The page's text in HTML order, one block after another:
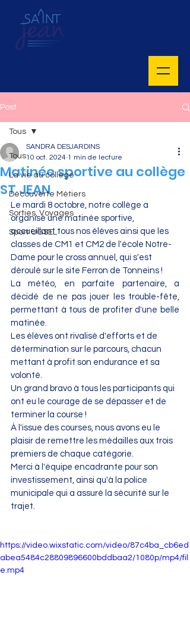
Post
Tous
La vie au collège
Découverte Métiers
Sorties, Voyages
Sport UGSEL
Tous
Matinée sportive au collège
ST JEAN
SANDRA DESJARDINS
10 oct. 2024 1 min de lecture
Le mardi 8 octobre, notre collège a
organisé une matinée sportive,
accueillant tous nos élèves ainsi que les
classes de CM1 et CM2 de l'école Notre-
Dame pour le cross annuel, qui s'est
déroulé sur le site Ferron de Tonneins !
La météo, en parfaite partenaire, a
décidé de ne pas jouer les trouble-fête,
permettant à tous de profiter d'une belle
matinée.
Les élèves ont rivalisé d'efforts et de
détermination sur le parcours, chacun
mettant à profit son endurance et sa
volonté.
Un grand bravo à tous les participants qui
ont eu le courage de se dépasser et de
terminer la course !
À l'issue des courses, nous avons eu le
plaisir de remettre les médailles aux trois
premiers de chaque catégorie.
Merci à l'équipe encadrante pour son
investissement, ainsi qu'à la police
municipale qui a assuré la sécurité sur le
trajet.
https://video.wixstatic.com/video/87c4ba_cb6ed
abea5484c28809896600bddbaa2/1080p/mp4/fil
e.mp4